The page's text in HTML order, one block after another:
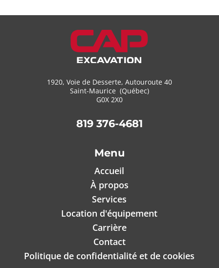
1920, Voie de Desserte, Autouroute 40
Saint-Maurice (Québec)
G0X 2X0
819 376-4681
Menu
Accueil
À propos
Services
Location d'équipement
Carrière
Contact
Politique de confidentialité et de cookies